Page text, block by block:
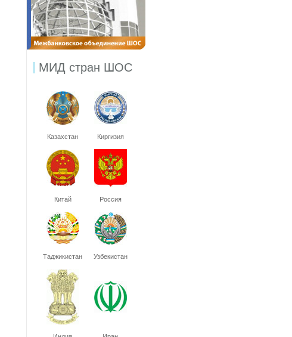
МИД стран ШОС
Казахстан Киргизия
Китай Россия
Таджикистан Узбекистан